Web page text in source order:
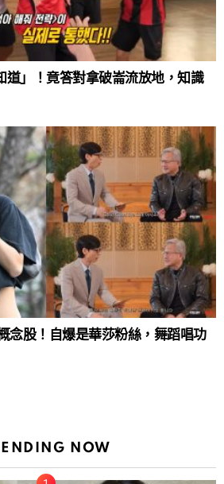
道」！竟答對拿破崙流放地，知識
念股！自爆是華莎粉絲，舞蹈唱功
NOW